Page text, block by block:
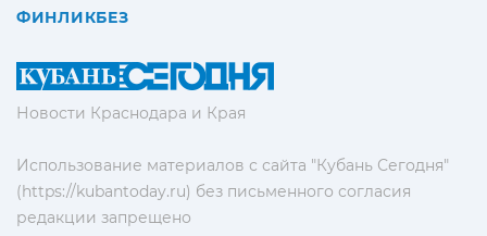
Новости Краснодара и Края
Использование материалов с сайта "Кубань Сегодня"
(https://kubantoday.ru) без письменного согласия
редакции запрещено
ФИНЛИКБЕЗ